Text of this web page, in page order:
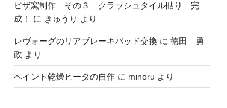
ピザ窯制作 その３ クラッシュタイル貼り 完
成！
に きゅうり より
レヴォーグのリアブレーキパッド交換に 徳田 勇
政 より
ペイント乾燥ヒータの自作に minoru より